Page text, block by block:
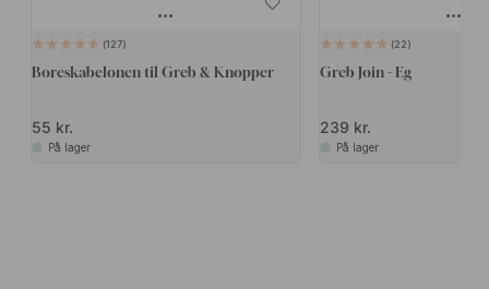
127
Boreskabelonen til Greb & Knopper
55 kr.
På lager
22
Greb Join - Eg
239 kr.
På lager